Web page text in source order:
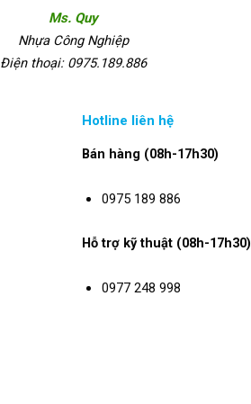
Ms. Quy
Nhựa Công Nghiệp
Điện thoại: 0975.189.886
Hotline liên hệ
Bán hàng (08h-17h30)
0975 189 886
Hỗ trợ kỹ thuật (08h-17h30)
0977 248 998